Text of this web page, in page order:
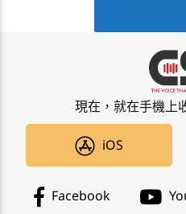
現在，就在手機上
iOS
Facebook